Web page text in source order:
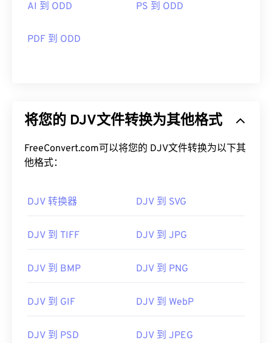
AI 到 ODD PS 到 ODD
PDF 到 ODD
将您的 DJV文件转换为其他格式
FreeConvert.com可以将您的 DJV文件转换为以下其
他格式：
DJV 转换器 DJV 到 SVG
DJV 到 TIFF DJV 到 JPG
DJV 到 BMP DJV 到 PNG
DJV 到 GIF DJV 到 WebP
DJV 到 PSD DJV 到 JPEG